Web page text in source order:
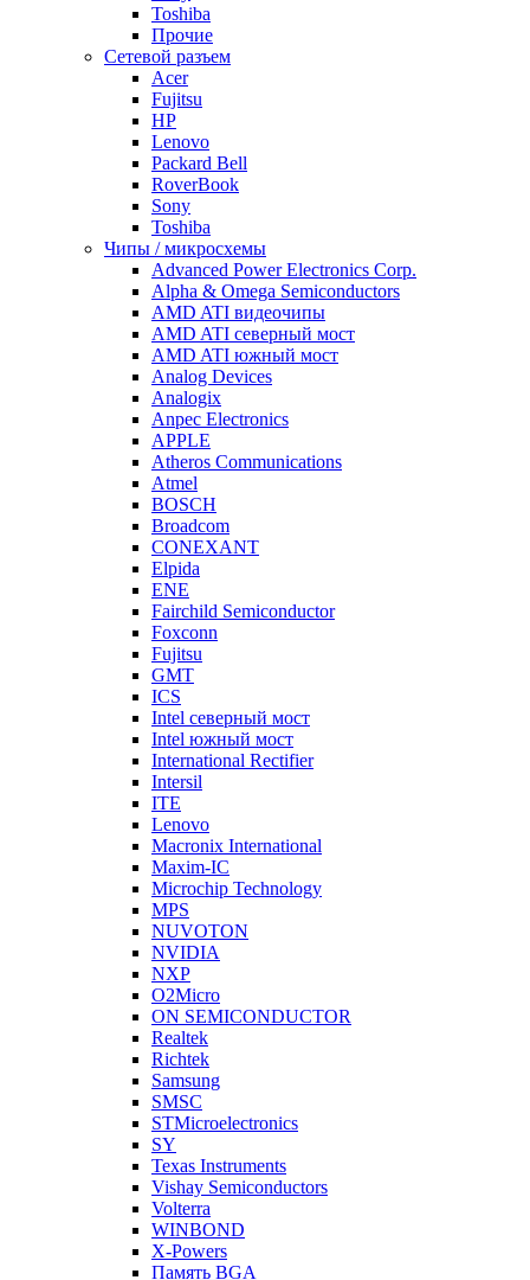
Toshiba
Прочие
Сетевой разъем
Acer
Fujitsu
HP
Lenovo
Packard Bell
RoverBook
Sony
Toshiba
Чипы / микросхемы
Advanced Power Electronics Corp.
Alpha & Omega Semiconductors
AMD ATI видеочипы
AMD ATI северный мост
AMD ATI южный мост
Analog Devices
Analogix
Anpec Electronics
APPLE
Atheros Communications
Atmel
BOSCH
Broadcom
CONEXANT
Elpida
ENE
Fairchild Semiconductor
Foxconn
Fujitsu
GMT
ICS
Intel северный мост
Intel южный мост
International Rectifier
Intersil
ITE
Lenovo
Macronix International
Maxim-IC
Microchip Technology
MPS
NUVOTON
NVIDIA
NXP
O2Micro
ON SEMICONDUCTOR
Realtek
Richtek
Samsung
SMSC
STMicroelectronics
SY
Texas Instruments
Vishay Semiconductors
Volterra
WINBOND
X-Powers
Память BGA